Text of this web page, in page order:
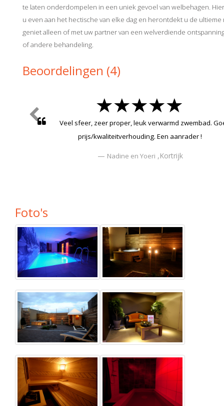
te laten onderdompelen in een uniek gevoel van welbehagen.
u even aan het hectische van elke dag en herontdekt u de ultieme
geniet alleen of met uw partner van een welverdiende
of andere behandeling.
Beoordelingen (4)
Veel sfeer, zeer proper, leuk verwarmd zwembad.
prijs/kwaliteitverhouding. Een aanrader !
Nadine en Yoeri ,Kortrijk
Foto's